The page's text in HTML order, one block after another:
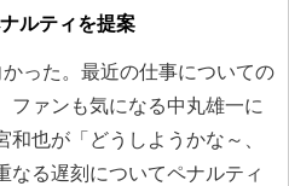
ルティを提案
った。最近の仕事についての
ファンも気になる中丸雄一に
也が「どうしようかな～、
なる遅刻についてペナルティ